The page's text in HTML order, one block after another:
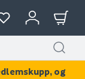
og